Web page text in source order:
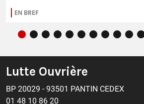
EN BREF
Lutte Ouvrière
BP 20029 - 93501 PANTIN CEDEX
01 48 10 86 20